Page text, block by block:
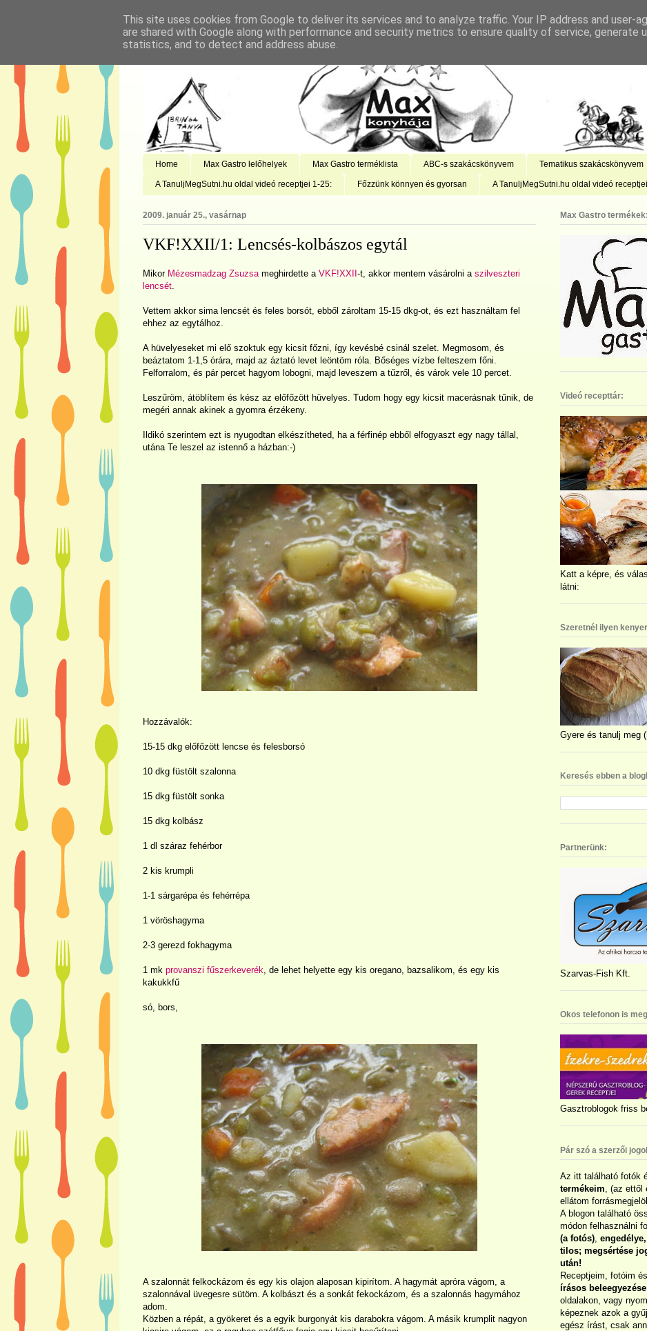
Home Max Gastro lelőhelyek Max Gastro terméklista ABC-s szakácskönyvem Tematikus szakácskönyvem
A TanuljMegSutni.hu oldal videó receptjei 1-25: Főzzünk könnyen és gyorsan A TanuljMegSutni.hu oldal videó
2009. január 25., vasárnap
VKF!XXII/1: Lencsés-kolbászos egytál
Mikor Mézesmadzag Zsuzsa meghirdette a VKF!XXII -t, akkor mentem vásárolni a szilveszteri
lencsét
Vettem akkor sima lencsét és feles borsót, ebből zároltam 15-15 dkg-ot, és ezt használtam fel
ehhez az egytálhoz.
A hüvelyeseket mi elő szoktuk egy kicsit főzni, így kevésbé csinál szelet. Megmosom, és
beáztatom 1-1,5 órára, majd az áztató levet leöntöm róla. Bőséges vízbe felteszem főni.
Felforralom, és pár percet hagyom lobogni, majd leveszem a tűzről, és várok vele 10 percet.
Leszűröm, átöblítem és kész az előfőzött hüvelyes. Tudom hogy egy kicsit macerásnak tűnik, de
megéri annak akinek a gyomra érzékeny.
Ildikó szerintem ezt is nyugodtan elkészítheted, ha a férfinép ebből elfogyaszt egy nagy tállal,
utána Te leszel az istennő a házban:-)
Hozzávalók:
15-15 dkg előfőzött lencse és felesborsó
10 dkg füstölt szalonna
15 dkg füstölt sonka
15 dkg kolbász
1 dl száraz fehérbor
2 kis krumpli
1-1 sárgarépa és fehérrépa
1 vöröshagyma
2-3 gerezd fokhagyma
1 mk provanszi fűszerkeverék , de lehet helyette egy kis oregano, bazsalikom, és egy kis
kakukkfű
só, bors,
A szalonnát felkockázom és egy kis olajon alaposan kipirítom. A hagymát apróra vágom, a
szalonnával üvegesre sütöm. A kolbászt és a sonkát fekockázom, és a szalonnás hagymához
adom.
Közben a répát, a gyökeret és a egyik burgonyát kis darabokra vágom. A másik krumplit nagyon
Max Gastro termékek:
Videó recepttár:
Katt a képre, és
látni:
Szeretnél ilyen
Gyere és tanulj meg
Keresés ebben a
Partnerünk:
Szarvas-Fish Kft.
Okos telefonon is
Gasztroblogok friss
Pár szó a szerzői
Az itt található fotók
termékeim , (az
ellátom
A blogon található
módon felhasználni
(a fotós)
tilos; megsértése
után!
Receptjeim, fotóim
írásos
oldalakon, vagy
képeznek azok a
egész írást, csak
This site uses cookies from Google to deliver its services and to analyze traffic. Your IP address and user-
are shared with Google along with performance and security metrics to ensure quality of service, generate
statistics, and to detect and address abuse.